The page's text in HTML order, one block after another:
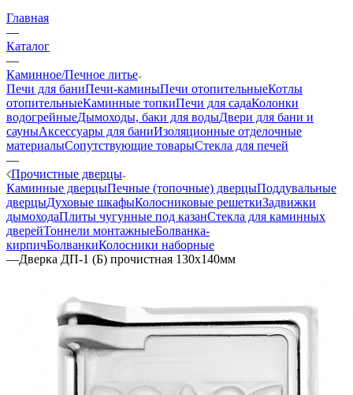
Главная
—
Каталог
—
Каминное/Печное литье
Печи для баниПечи-каминыПечи отопительныеКотлы
отопительныеКаминные топкиПечи для садаКолонки
водогрейныеДымоходы, баки для водыДвери для бани и
сауныАксессуары для баниИзоляционные отделочные
материалыСопутствующие товарыСтекла для печей
—
Прочистные дверцы
Каминные дверцыПечные (топочные) дверцыПоддувальные
дверцыДуховые шкафыКолосниковые решеткиЗадвижки
дымоходаПлиты чугунные под казанСтекла для каминных
дверейТоннели монтажныеБолванка-
кирпичБолванкиКолосники наборные
—Дверка ДП-1 (Б) прочистная 130х140мм